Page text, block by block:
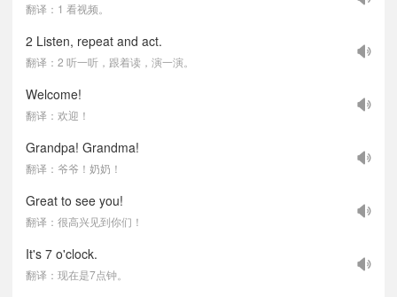
翻译：1 看视频。
2 Listen, repeat and act.
翻译：2 听一听，跟着读，演一演。
Welcome!
翻译：欢迎！
Grandpa! Grandma!
翻译：爷爷！奶奶！
Great to see you!
翻译：很高兴见到你们！
It's 7 o'clock.
翻译：现在是7点钟。